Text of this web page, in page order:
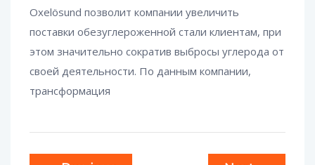
Oxelösund позволит компании увеличить
поставки обезуглероженной стали клиентам, при
этом значительно сократив выбросы углерода от
своей деятельности. По данным компании,
трансформация